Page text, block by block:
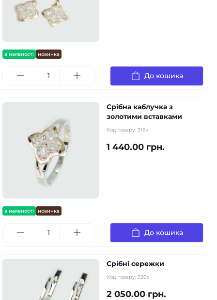
в наявності новинка
До кошика
в наявності новинка
Срібна каблучка з
золотими вставками
Код товару: 318к
1 440.00 грн.
До кошика
Срібні сережки
Код товару: 320с
2 050.00 грн.